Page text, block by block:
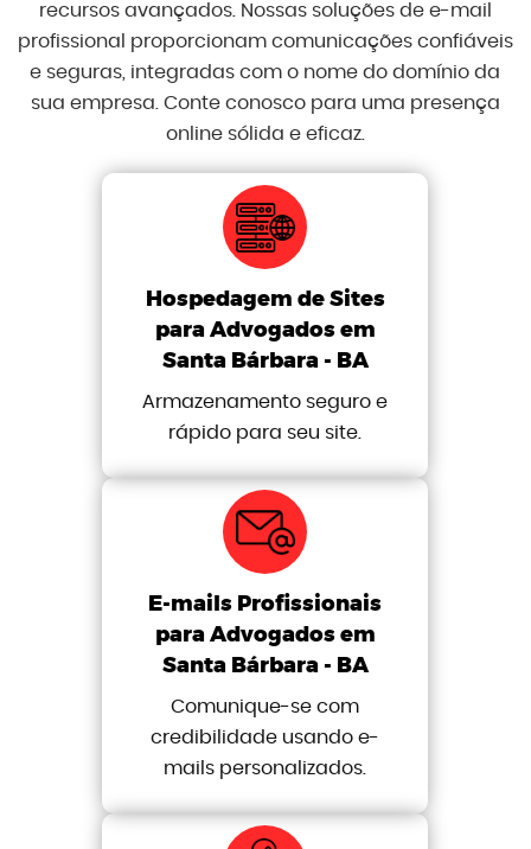
recursos avançados. Nossas soluções de e-mail
profissional proporcionam comunicações confiáveis
e seguras, integradas com o nome do domínio da
sua empresa. Conte conosco para uma presença
online sólida e eficaz.
Hospedagem de Sites
para Advogados em
Santa Bárbara - BA
Armazenamento seguro e
rápido para seu site.
E-mails Profissionais
para Advogados em
Santa Bárbara - BA
Comunique-se com
credibilidade usando e-
mails personalizados.